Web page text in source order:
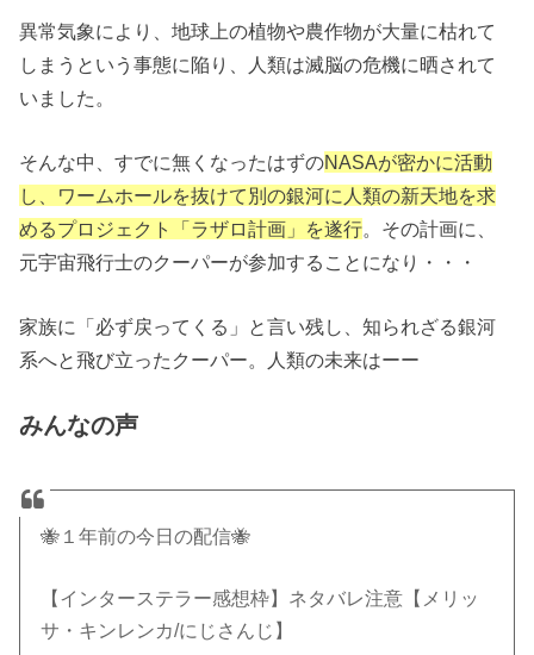
異常気象により、地球上の植物や農作物が大量に枯れて
しまうという事態に陥り、人類は滅脳の危機に晒されて
いました。
そんな中、すでに無くなったはずのNASAが密かに活動
し、ワームホールを抜けて別の銀河に人類の新天地を求
めるプロジェクト「ラザロ計画」を遂行。その計画に、
元宇宙飛行士のクーパーが参加することになり・・・
家族に「必ず戻ってくる」と言い残し、知られざる銀河
系へと飛び立ったクーパー。人類の未来はーー
みんなの声
🐝１年前の今日の配信🐝
【インターステラー感想枠】ネタバレ注意【メリッ
サ・キンレンカ/にじさんじ】